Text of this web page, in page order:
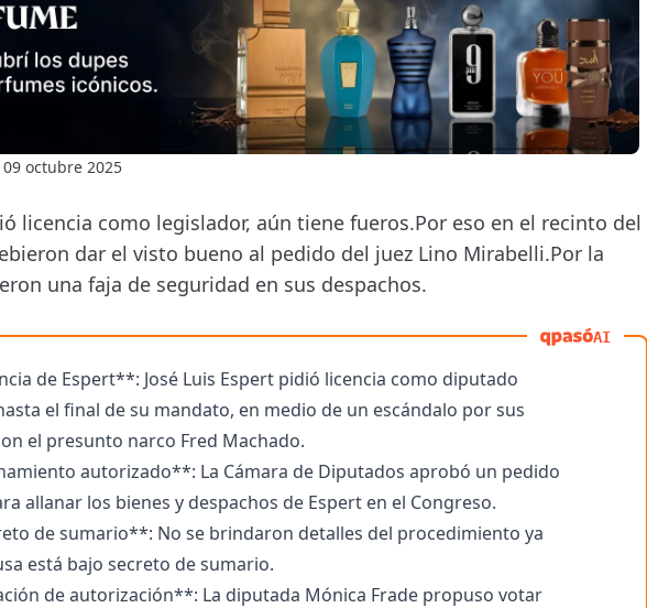
09 octubre 2025
licencia como legislador, aún tiene fueros.Por eso en el recinto del
dar el visto bueno al pedido del juez Lino Mirabelli.Por la
una faja de seguridad en sus despachos.
AI
de Espert**: José Luis Espert pidió licencia como diputado
el final de su mandato, en medio de un escándalo por sus
el presunto narco Fred Machado.
autorizado**: La Cámara de Diputados aprobó un pedido
allanar los bienes y despachos de Espert en el Congreso.
de sumario**: No se brindaron detalles del procedimiento ya
está bajo secreto de sumario.
de autorización**: La diputada Mónica Frade propuso votar